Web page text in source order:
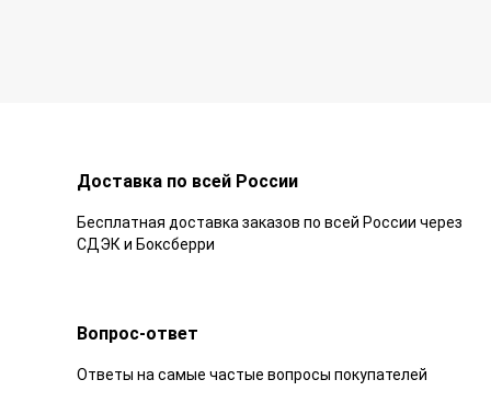
Доставка по всей России
Бесплатная доставка заказов по всей России через
СДЭК и Боксберри
Вопрос-ответ
Ответы на самые частые вопросы покупателей